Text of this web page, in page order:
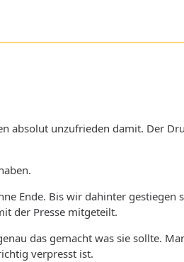
absolut unzufrieden damit. Der
Ende. Bis wir dahinter
der Presse mitgeteilt.
das gemacht was sie sollte.
verpresst ist.